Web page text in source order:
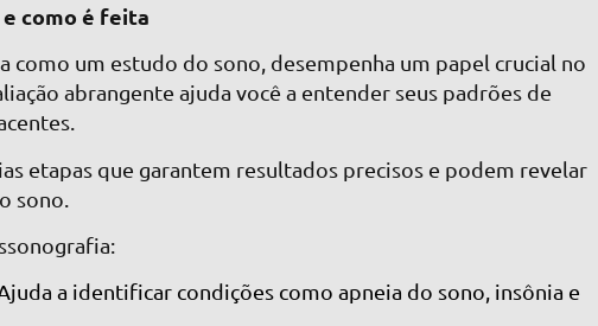
como é feita
um estudo do sono, desempenha um papel crucial no
abrangente ajuda você a entender seus padrões de
etapas que garantem resultados precisos e podem revelar
sono.
a identificar condições como apneia do sono, insônia e